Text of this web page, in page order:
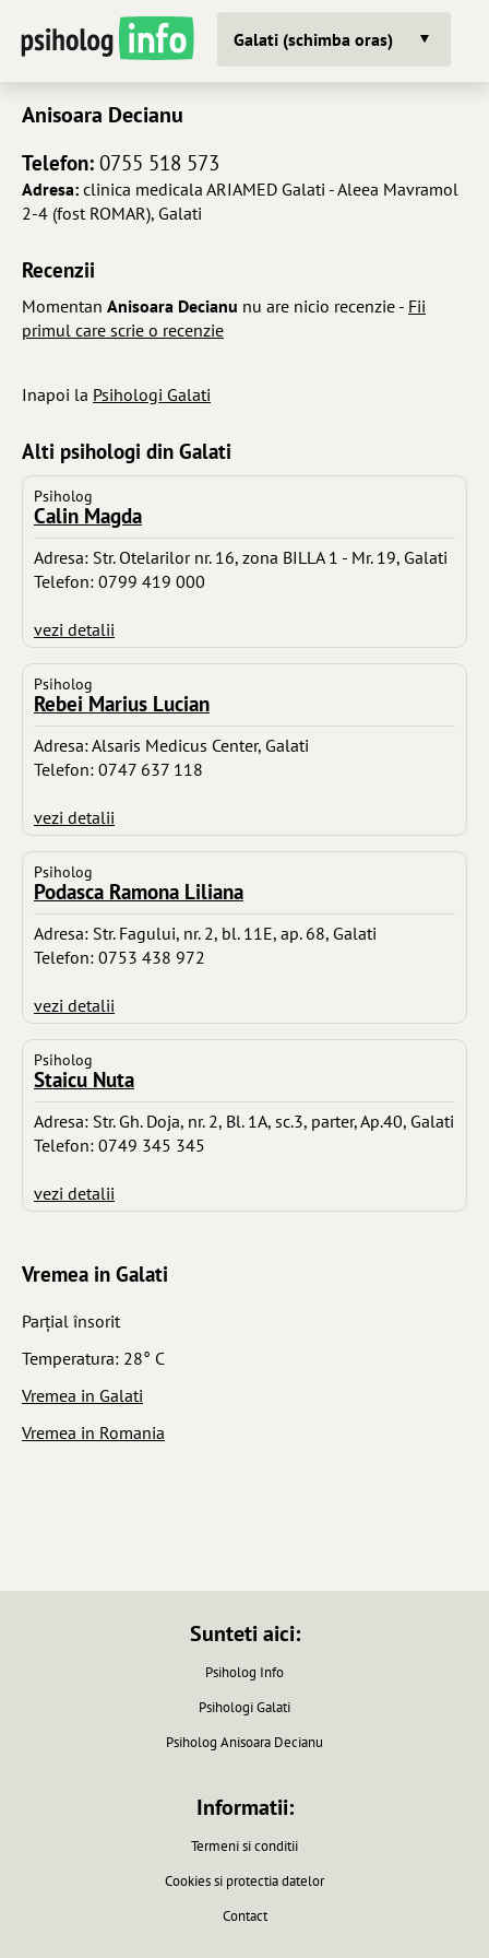
Galati (schimba oras)
Anisoara Decianu
Telefon: 0755 518 573
Adresa: clinica medicala ARIAMED Galati - Aleea Mavramol
2-4 (fost ROMAR), Galati
Recenzii
Momentan Anisoara Decianu nu are nicio recenzie - Fii
primul care scrie o recenzie
Inapoi la Psihologi Galati
Alti psihologi din Galati
Psiholog
Calin Magda
Adresa: Str. Otelarilor nr. 16, zona BILLA 1 - Mr. 19, Galati
Telefon: 0799 419 000
vezi detalii
Psiholog
Rebei Marius Lucian
Adresa: Alsaris Medicus Center, Galati
Telefon: 0747 637 118
vezi detalii
Psiholog
Podasca Ramona Liliana
Adresa: Str. Fagului, nr. 2, bl. 11E, ap. 68, Galati
Telefon: 0753 438 972
vezi detalii
Psiholog
Staicu Nuta
Adresa: Str. Gh. Doja, nr. 2, Bl. 1A, sc.3, parter, Ap.40, Galati
Telefon: 0749 345 345
vezi detalii
Vremea in Galati
Parţial însorit
Temperatura: 28° C
Vremea in Galati
Vremea in Romania
Sunteti aici:
Psiholog Info
Psihologi Galati
Psiholog Anisoara Decianu
Informatii:
Termeni si conditii
Cookies si protectia datelor
Contact